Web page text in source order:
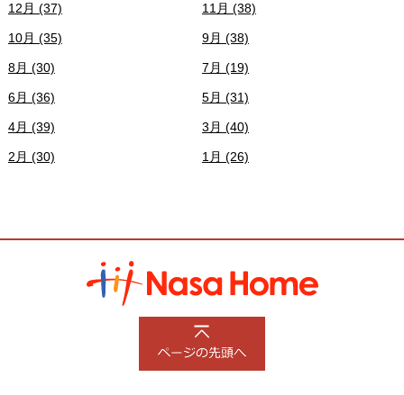
12月 (37) 11月 (38)
10月 (35) 9月 (38)
8月 (30) 7月 (19)
6月 (36) 5月 (31)
4月 (39) 3月 (40)
2月 (30) 1月 (26)